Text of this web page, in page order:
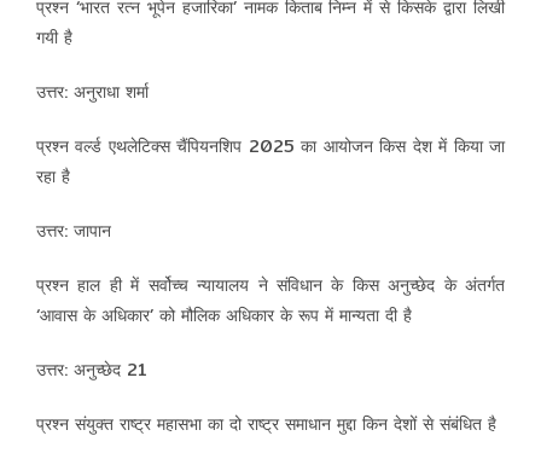
प्रश्न ‘भारत रत्न भूपेन हजारिका’ नामक किताब निम्न में से किसके द्वारा लिखी
गयी है
उत्तर: अनुराधा शर्मा
प्रश्न वर्ल्ड एथलेटिक्स चैंपियनशिप 2025 का आयोजन किस देश में किया जा
रहा है
उत्तर: जापान
प्रश्न हाल ही में सर्वोच्च न्यायालय ने संविधान के किस अनुच्छेद के अंतर्गत
‘आवास के अधिकार’ को मौलिक अधिकार के रूप में मान्यता दी है
उत्तर: अनुच्छेद 21
प्रश्न संयुक्त राष्ट्र महासभा का दो राष्ट्र समाधान मुद्दा किन देशों से संबंधित है